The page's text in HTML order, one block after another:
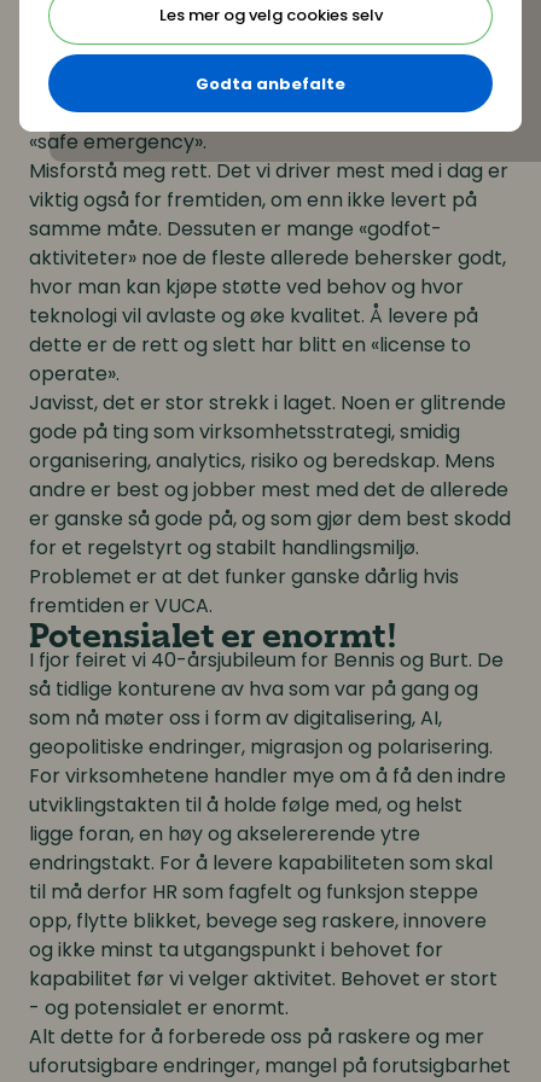
Les mer og velg cookies selv
Godta anbefalte
enn det organisasjonen presterer totalt sett. Med
det kultur for å lage systemer og dyrke «ordning
og reda» mer enn å dyrke frem en endringskultur
som lever godt med destabilisering og dyrker
«safe emergency».
Misforstå meg rett. Det vi driver mest med i dag er
viktig også for fremtiden, om enn ikke levert på
samme måte. Dessuten er mange «godfot-
aktiviteter» noe de fleste allerede behersker godt,
hvor man kan kjøpe støtte ved behov og hvor
teknologi vil avlaste og øke kvalitet. Å levere på
dette er de rett og slett har blitt en «license to
operate».
Javisst, det er stor strekk i laget. Noen er glitrende
gode på ting som virksomhetsstrategi, smidig
organisering, analytics, risiko og beredskap. Mens
andre er best og jobber mest med det de allerede
er ganske så gode på, og som gjør dem best skodd
for et regelstyrt og stabilt handlingsmiljø.
Problemet er at det funker ganske dårlig hvis
fremtiden er VUCA.
Potensialet er enormt!
I fjor feiret vi 40-årsjubileum for Bennis og Burt. De
så tidlige konturene av hva som var på gang og
som nå møter oss i form av digitalisering, AI,
geopolitiske endringer, migrasjon og polarisering.
For virksomhetene handler mye om å få den indre
utviklingstakten til å holde følge med, og helst
ligge foran, en høy og akselererende ytre
endringstakt. For å levere kapabiliteten som skal
til må derfor HR som fagfelt og funksjon steppe
opp, flytte blikket, bevege seg raskere, innovere
og ikke minst ta utgangspunkt i behovet for
kapabilitet før vi velger aktivitet. Behovet er stort
- og potensialet er enormt.
Alt dette for å forberede oss på raskere og mer
uforutsigbare endringer, mangel på forutsigbarhet